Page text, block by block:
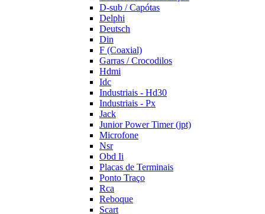
D-sub / Capótas
Delphi
Deutsch
Din
F (Coaxial)
Garras / Crocodilos
Hdmi
Idc
Industriais - Hd30
Industriais - Px
Jack
Junior Power Timer (jpt)
Microfone
Nsr
Obd Ii
Placas de Terminais
Ponto Traço
Rca
Reboque
Scart